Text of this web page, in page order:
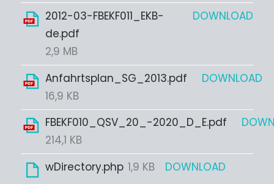
2012-03-FBEKF011_EKB-
de.pdf
2,9 MB
DOWNLOAD
Anfahrtsplan_SG_2013.pdf
16,9 KB
DOWNLOAD
FBEKF010_QSV_20_-2020_D_E.pdf
214,1 KB
wDirectory.php 1,9 KB
DOWNLOAD